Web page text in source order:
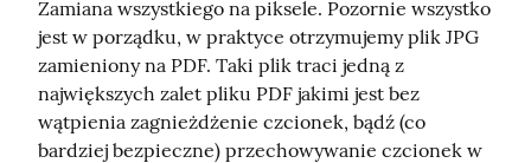
Zamiana wszystkiego na piksele. Pozornie wszystko
jest w porządku, w praktyce otrzymujemy plik JPG
zamieniony na PDF. Taki plik traci jedną z
największych zalet pliku PDF jakimi jest bez
wątpienia zagnieżdżenie czcionek, bądź (co
bardziej bezpieczne) przechowywanie czcionek w